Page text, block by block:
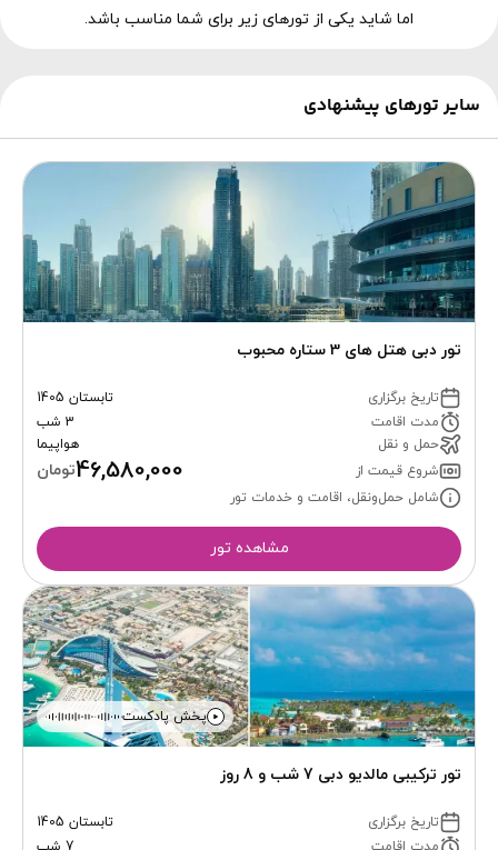
اما شاید یکی از تورهای زیر برای شما مناسب باشد.
سایر تورهای پیشنهادی
تور دبی هتل های 3 ستاره محبوب
تاریخ برگزاری
تابستان 1405
مدت اقامت
3 شب
حمل و نقل
هواپیما
شروع قیمت از
46,580,000تومان
شامل حمل‌ونقل، اقامت و خدمات تور
مشاهده تور
تور ترکیبی مالدیو دبی 7 شب و 8 روز
پخش پادکست
تاریخ برگزاری
تابستان 1405